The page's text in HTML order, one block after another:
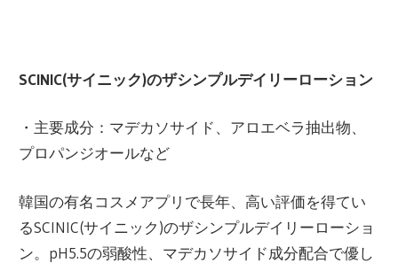
SCINIC(サイニック)のザシンプルデイリーローション
・主要成分：マデカソサイド、アロエベラ抽出物、
プロパンジオールなど
韓国の有名コスメアプリで長年、高い評価を得てい
るSCINIC(サイニック)のザシンプルデイリーローショ
ン。pH5.5の弱酸性、マデカソサイド成分配合で優し